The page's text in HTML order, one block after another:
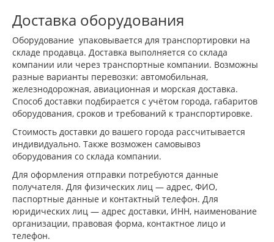
Доставка оборудования
Оборудование упаковывается для транспортировки на
складе продавца. Доставка выполняется со склада
компании или через транспортные компании. Возможны
разные варианты перевозки: автомобильная,
железнодорожная, авиационная и морская доставка.
Способ доставки подбирается с учётом города, габаритов
оборудования, сроков и требований к транспортировке.
Стоимость доставки до вашего города рассчитывается
индивидуально. Также возможен самовывоз
оборудования со склада компании.
Для оформления отправки потребуются данные
получателя. Для физических лиц — адрес, ФИО,
паспортные данные и контактный телефон. Для
юридических лиц — адрес доставки, ИНН, наименование
организации, правовая форма, контактное лицо и
телефон.